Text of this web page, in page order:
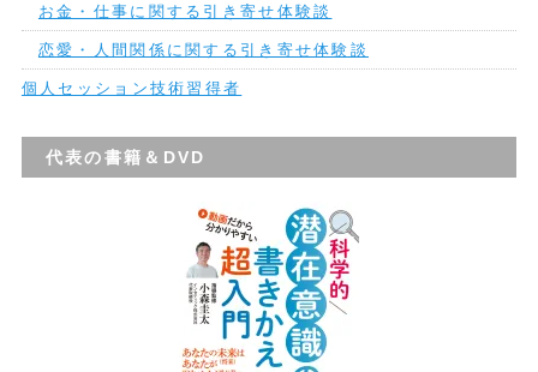
お金・仕事に関する引き寄せ体験談
恋愛・人間関係に関する引き寄せ体験談
個人セッション技術習得者
代表の書籍＆DVD